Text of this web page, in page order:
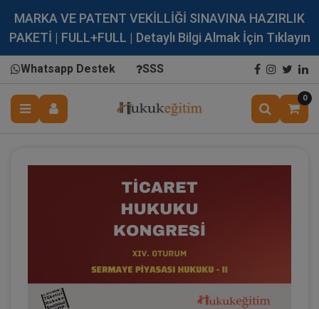
MARKA VE PATENT VEKİLLİĞİ SINAVINA HAZIRLIK
PAKETİ | FULL+FULL | Detaylı Bilgi Almak İçin Tıklayın
Whatsapp Destek SSS
0